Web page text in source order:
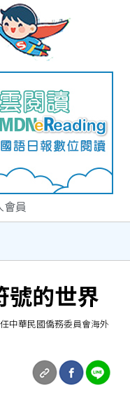
會員
號的世界
中華民國僑務委員會海外